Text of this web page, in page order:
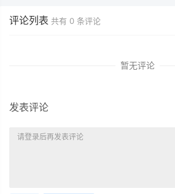
评论列表 共有 0 条评论
暂无评论
发表评论